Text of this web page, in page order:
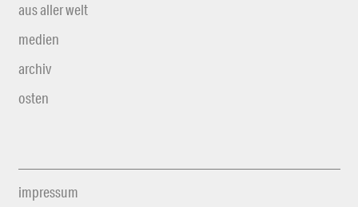
aus aller welt
medien
archiv
osten
impressum